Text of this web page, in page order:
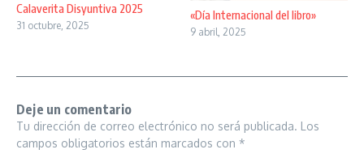
Calaverita Disyuntiva 2025
31 octubre, 2025
«Día Internacional del libro»
9 abril, 2025
Deje un comentario
Tu dirección de correo electrónico no será publicada. Los
campos obligatorios están marcados con *